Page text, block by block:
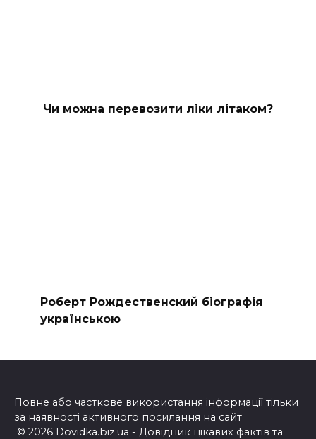
Чи можна перевозити ліки літаком?
Роберт Рождественский біографія
українською
Повне або часткове використання інформації тільки
за наявності активного посилання на сайт
© 2026 Dovidka.biz.ua - Довідник цікавих фактів та